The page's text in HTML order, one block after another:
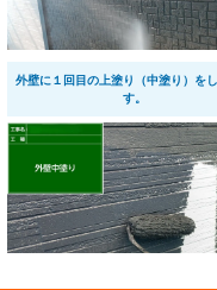
外壁に１回目の上塗り（中塗り）を
す。